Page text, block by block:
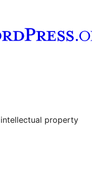
account
property